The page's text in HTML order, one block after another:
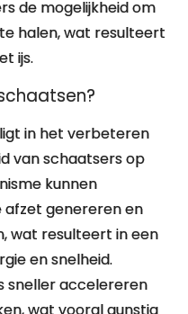
de mogelijkheid om
halen, wat resulteert
ijs.
in het verbeteren
van schaatsers op
kunnen
genereren en
wat resulteert in een
en snelheid.
sneller accelereren